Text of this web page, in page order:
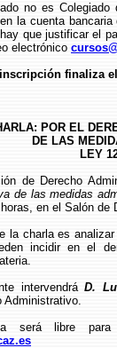
no es
la cuenta
que justificar el
electrónico
finaliza
POR EL
DE LAS
LEY
de Derecho
de las medidas
en el Salón de
la charla es
incidir en el
intervendráD.
Administrativo.
será libre